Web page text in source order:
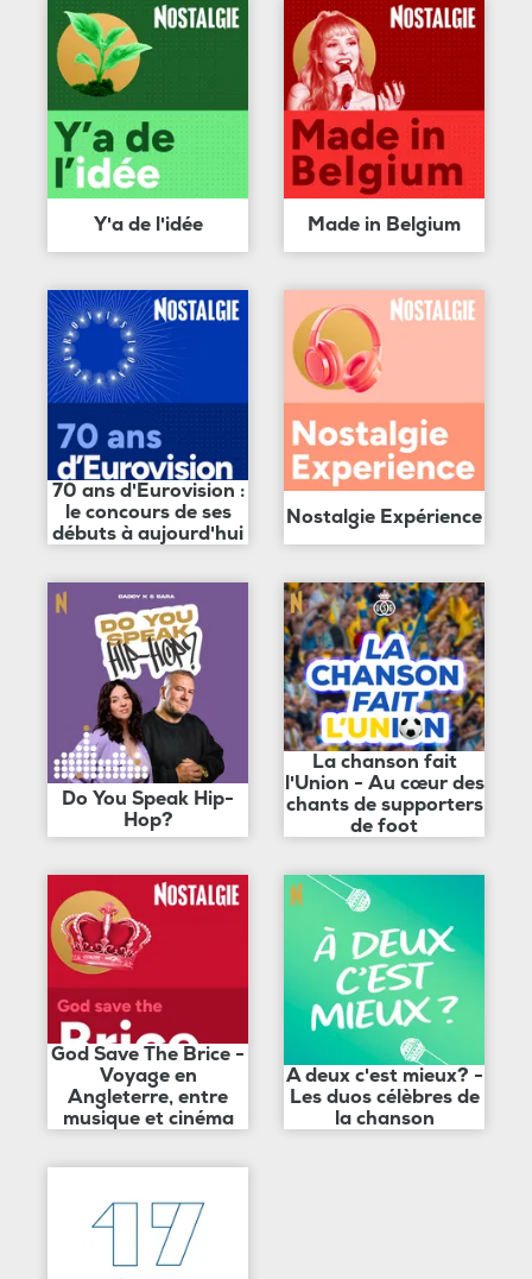
Y'a de l'idée Made in Belgium
70 ans d'Eurovision :
le concours de ses
débuts à aujourd'hui
Nostalgie Expérience
Do You Speak Hip-
Hop?
La chanson fait
l'Union - Au cœur des
chants de supporters
de foot
God Save The Brice -
Voyage en
Angleterre, entre
musique et cinéma
A deux c'est mieux? -
Les duos célèbres de
la chanson